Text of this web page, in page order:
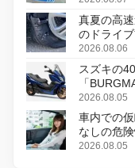
真夏の高
のドライ
2026.08.06
スズキの
「
変更し、8
2026.08.05
車内での
なしの危
2026.08.05